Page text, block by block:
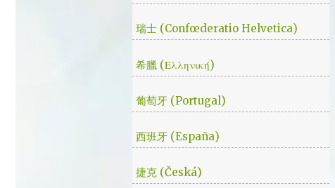
瑞士 (Confœderatio Helvetica)
希臘 (Ελληνική)
葡萄牙 (Portugal)
西班牙 (España)
捷克 (Česká)